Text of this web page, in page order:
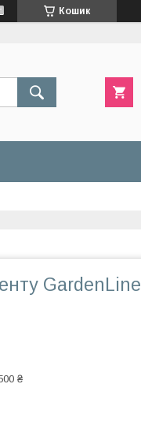
Кошик
GardenLine
₴